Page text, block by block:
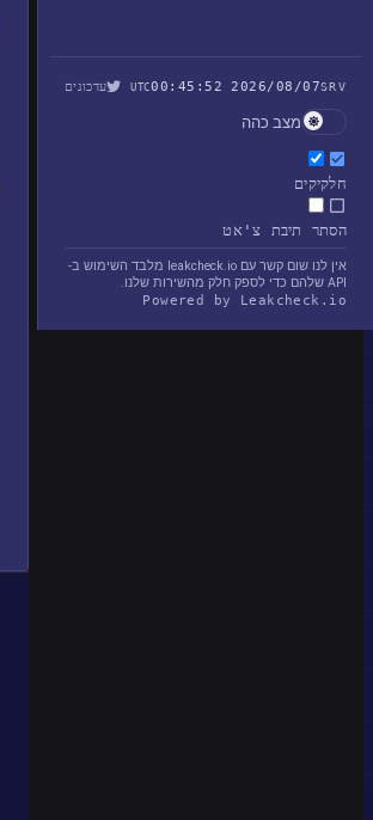
SRV
2026/08/07 00:45:52
UTC עדכונים
מצב כהה
חלקיקים
הסתר תיבת צ'אט
אין לנו שום קשר עם leakcheck.io מלבד השימוש ב-
API שלהם כדי לספק חלק מהשירות שלנו.
Powered by Leakcheck.io